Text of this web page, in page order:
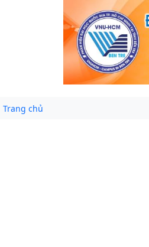
Trang chủ